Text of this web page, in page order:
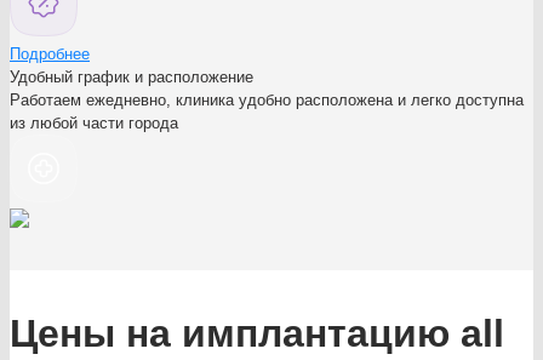
Подробнее
Удобный график и расположение
Работаем ежедневно, клиника удобно расположена и легко доступна
из любой части города
Цены на имплантацию all